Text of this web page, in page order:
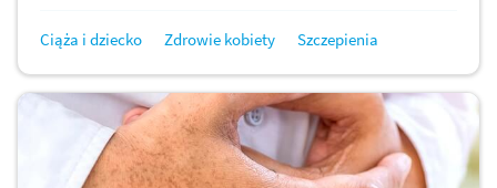
Ciąża i dziecko Zdrowie kobiety Szczepienia